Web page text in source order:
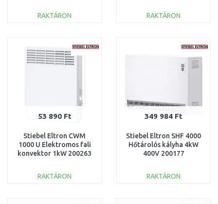
RAKTÁRON
Összehasonlítás
RAKTÁRON
Összehasonlítás
53 890 Ft
Stiebel Eltron CWM
1000 U Elektromos fali
konvektor 1kW 200263
RAKTÁRON
349 984 Ft
Stiebel Eltron SHF 4000
Hőtárolós kályha 4kW
400V 200177
RAKTÁRON